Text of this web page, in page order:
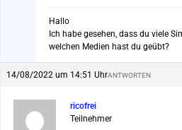
Hallo
Ich habe gesehen, dass du viele
welchen Medien hast du geübt?
14/08/2022 um 14:51 UhrANTWORTEN
ricofrei
Teilnehmer